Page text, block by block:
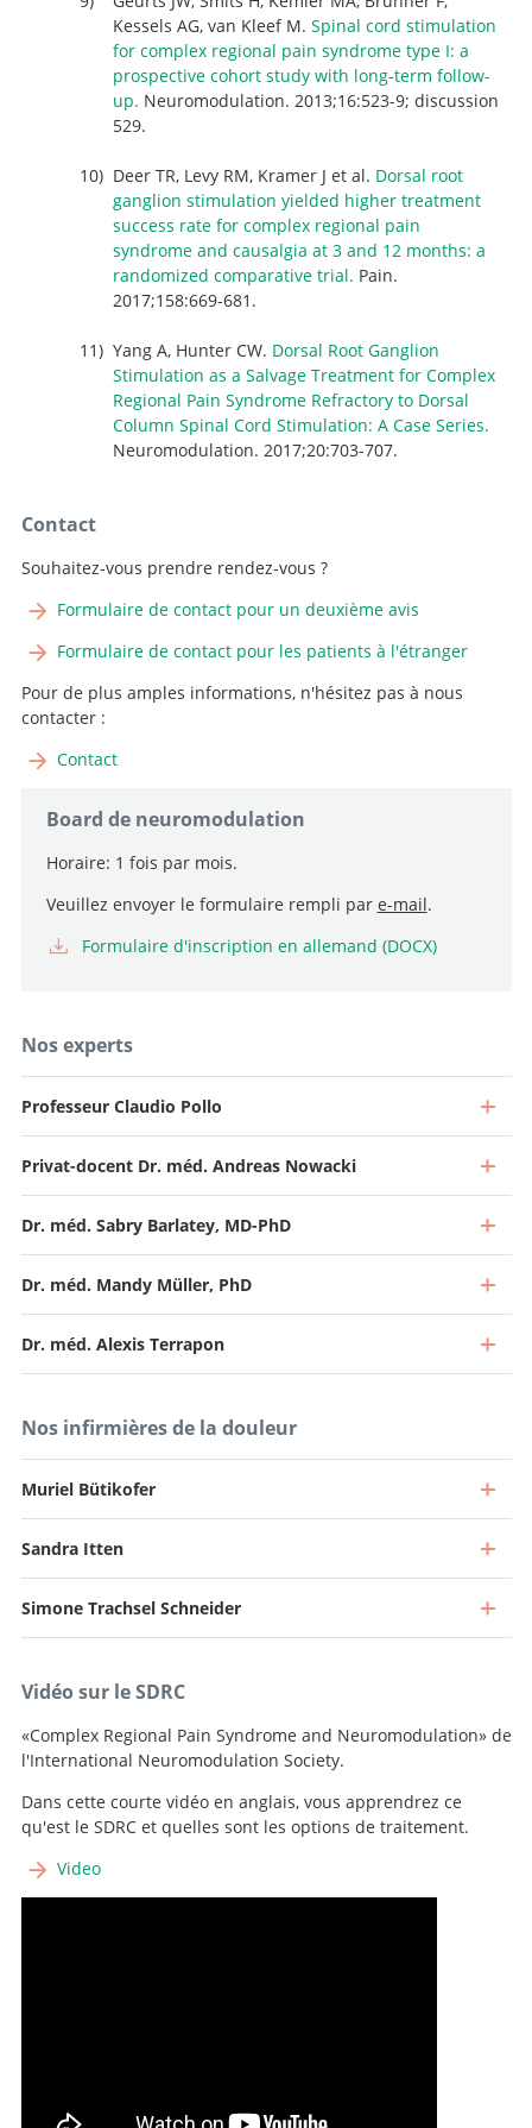
Kessels AG, van Kleef M. Spinal cord stimulation
for complex regional pain syndrome type I: a
prospective cohort study with long-term follow-
up. Neuromodulation. 2013;16:523-9; discussion
529.
Deer TR, Levy RM, Kramer J et al. Dorsal root
ganglion stimulation yielded higher treatment
success rate for complex regional pain
syndrome and causalgia at 3 and 12 months: a
randomized comparative trial. Pain.
2017;158:669-681.
Yang A, Hunter CW. Dorsal Root Ganglion
Stimulation as a Salvage Treatment for Complex
Regional Pain Syndrome Refractory to Dorsal
Column Spinal Cord Stimulation: A Case Series.
Neuromodulation. 2017;20:703-707.
Contact
Souhaitez-vous prendre rendez-vous ?
Formulaire de contact pour un deuxième avis
Formulaire de contact pour les patients à l'étranger
Pour de plus amples informations, n'hésitez pas à nous
contacter :
Contact
Board de neuromodulation
Horaire: 1 fois par mois.
Veuillez envoyer le formulaire rempli par e-mail.
Formulaire d'inscription en allemand (DOCX)
Nos experts
Professeur Claudio Pollo
Médecin spécialiste à 40 %, Chef de la neurochirurgie
fonctionnelle
Aller au profil
Privat-docent Dr. méd. Andreas Nowacki
Chef de clinique
Dr. méd. Sabry Barlatey, MD-PhD
Dr. méd. Mandy Müller, PhD
Cheffe de clinique
Aller au profil
Dr. méd. Alexis Terrapon
Aller au profil
Nos infirmières de la douleur
Muriel Bütikofer
Sandra Itten
Simone Trachsel Schneider
Courriel
Vidéo sur le SDRC
«Complex Regional Pain Syndrome and Neuromodulation» de
l'International Neuromodulation Society.
Dans cette courte vidéo en anglais, vous apprendrez ce
qu'est le SDRC et quelles sont les options de traitement.
Video